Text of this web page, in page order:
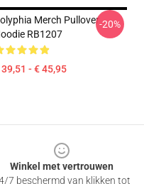
Merch Pullover
RB1207
- € 45,95
-20%
Winkel met vertrouwen
7 beschermd van klikken tot